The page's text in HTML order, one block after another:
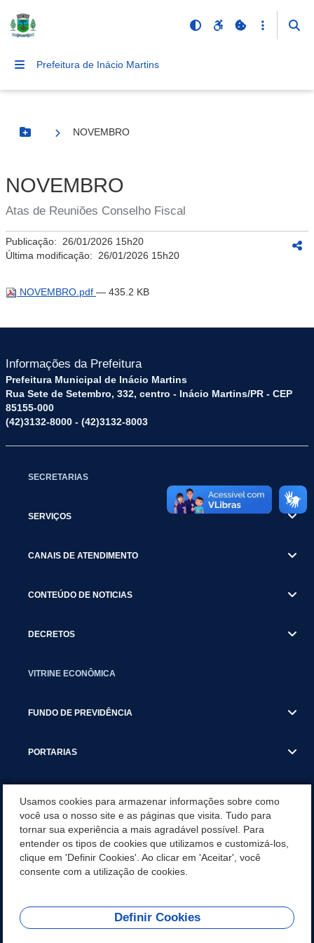
Prefeitura de Inácio Martins
Botão Menu
NOVEMBRO
NOVEMBRO
Atas de Reuniões Conselho Fiscal
Publicação: 26/01/2026 15h20
Última modificação: 26/01/2026 15h20
NOVEMBRO.pdf — 435.2 KB
Informações da Prefeitura
Prefeitura Municipal de Inácio Martins
Rua Sete de Setembro, 332, centro - Inácio Martins/PR - CEP
85155-000
(42)3132-8000 - (42)3132-8003
SECRETARIAS
SERVIÇOS
CANAIS DE ATENDIMENTO
CONTEÚDO DE NOTICIAS
DECRETOS
VITRINE ECONÔMICA
FUNDO DE PREVIDÊNCIA
PORTARIAS
CONCURSO/PSS/CONVOCAÇÃO
INCENTIVOS PÚBLICOS À PROJETOS CULTURAIS - INÁCIO
MARTINS PR
REDES SOCIAIS
Usamos cookies para armazenar informações sobre como
você usa o nosso site e as páginas que visita. Tudo para
tornar sua experiência a mais agradável possível. Para
entender os tipos de cookies que utilizamos e customizá-los,
clique em 'Definir Cookies'. Ao clicar em 'Aceitar', você
consente com a utilização de cookies.
Definir Cookies